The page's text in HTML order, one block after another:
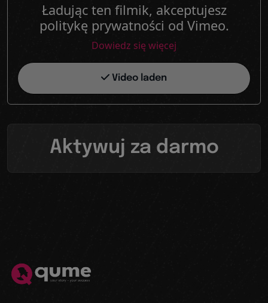
Ładując ten filmik, akceptujesz
politykę prywatności od Vimeo.
Dowiedz się więcej
Video laden
Aktywuj za darmo